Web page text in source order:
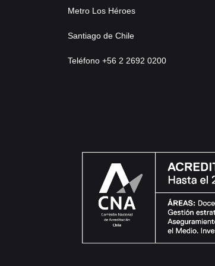
Metro Los Héroes
Santiago de Chile
Teléfono +56 2 2692 0200